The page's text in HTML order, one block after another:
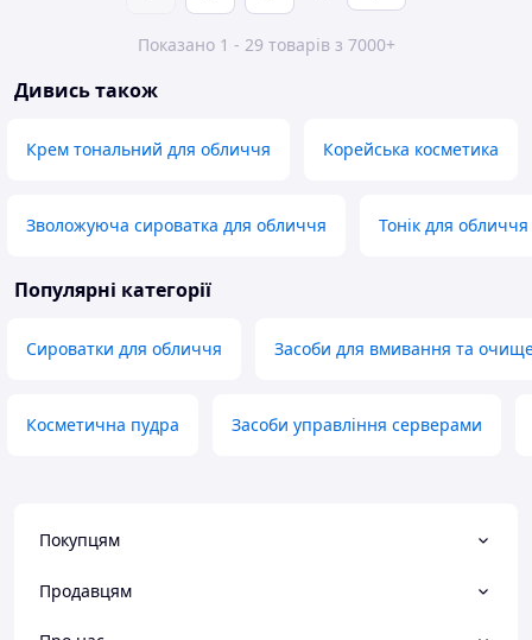
Показано 1 - 29 товарів з 7000+
Дивись також
Крем тональний для обличчя Корейська косметика
Зволожуюча сироватка для обличчя Тонік для обличчя
Популярні категорії
Сироватки для обличчя Засоби для вмивання та
Косметична пудра Засоби управління серверами
Покупцям
Продавцям